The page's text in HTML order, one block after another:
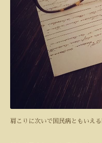
肩こりに次いで国民病ともいえる